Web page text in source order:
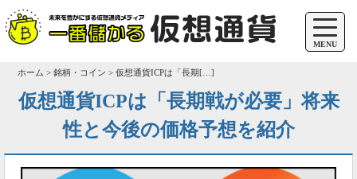
MENU
ホーム > 銘柄・コイン > 仮想通貨ICPは「長期[…]
仮想通貨ICPは「長期戦が必要」将来
性と今後の価格予想を紹介